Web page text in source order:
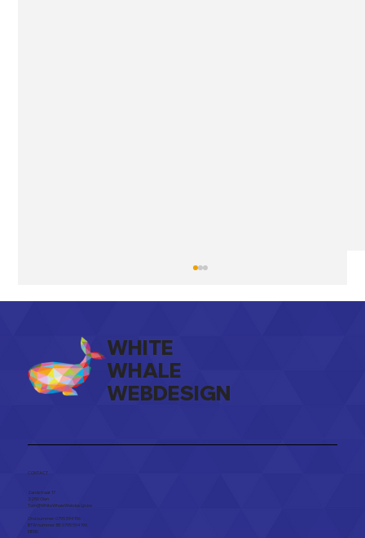
WHITE
WHALE
WEBDESIGN
CONTACT
Zandstraat 17
2250 Olen​
Tom@WhiteWhaleWebdesign.be
Ond.nummer: 0795 594 196
BTW nummer: BE 0795 594 196
MENU